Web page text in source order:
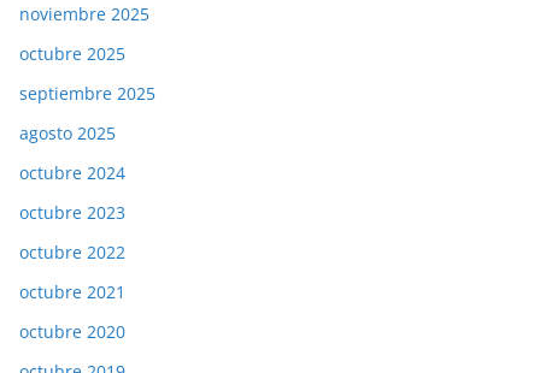
noviembre 2025
octubre 2025
septiembre 2025
agosto 2025
octubre 2024
octubre 2023
octubre 2022
octubre 2021
octubre 2020